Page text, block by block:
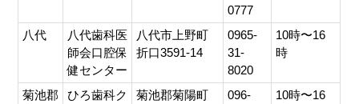
0777
八代
八代歯科医
師会口腔保
健センター
八代市上野町
折口3591-14
0965-
31-
8020
10時〜16
時
菊池郡
ひろ歯科ク
菊池郡菊陽町
096-
10時〜16